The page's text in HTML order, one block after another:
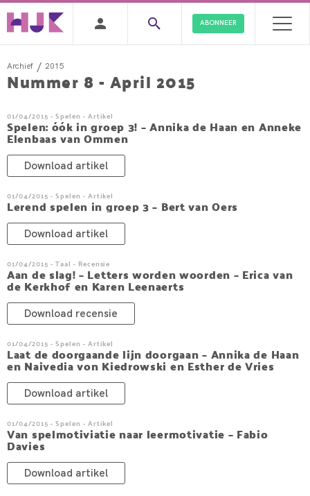
ABONNEER
Archief / 2015
Nummer 8 - April 2015
01/04/2015 - Spelen - Artikel
Spelen: óók in groep 3! – Annika de Haan en Anneke
Elenbaas van Ommen
Download artikel
01/04/2015 - Spelen - Artikel
Lerend spelen in groep 3 – Bert van Oers
Download artikel
01/04/2015 - Taal - Recensie
Aan de slag! – Letters worden woorden – Erica van
de Kerkhof en Karen Leenaerts
Download recensie
01/04/2015 - Spelen - Artikel
Laat de doorgaande lijn doorgaan – Annika de Haan
en Naivedia von Kiedrowski en Esther de Vries
Download artikel
01/04/2015 - Spelen - Artikel
Van spelmotiviatie naar leermotivatie – Fabio
Davies
Download artikel